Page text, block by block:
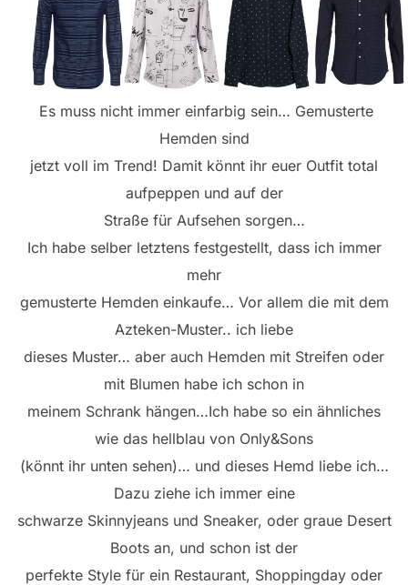
Es muss nicht immer einfarbig sein… Gemusterte
Hemden sind
jetzt voll im Trend! Damit könnt ihr euer Outfit total
aufpeppen und auf der
Straße für Aufsehen sorgen…
Ich habe selber letztens festgestellt, dass ich immer
mehr
gemusterte Hemden einkaufe… Vor allem die mit dem
Azteken-Muster.. ich liebe
dieses Muster… aber auch Hemden mit Streifen oder
mit Blumen habe ich schon in
meinem Schrank hängen…Ich habe so ein ähnliches
wie das hellblau von Only&Sons
(könnt ihr unten sehen)… und dieses Hemd liebe ich…
Dazu ziehe ich immer eine
schwarze Skinnyjeans und Sneaker, oder graue Desert
Boots an, und schon ist der
perfekte Style für ein Restaurant, Shoppingday oder